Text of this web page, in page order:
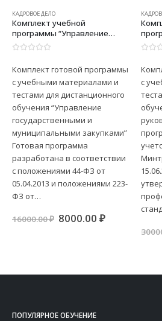
₽.
КАДРОВОЕ ДЕЛО
Комплект учебной
программы “Управление
государственными и
муниципальными закупками”
Комплект готовой программы
с учебными материалами и
тестами для дистанционного
обучения “Управление
государственными и
муниципальными закупками”
Готовая программа
разработана в соответствии
с положениями 44-ФЗ от
05.04.2013 и положениями 223-
ФЗ от…
16000.00₽ Первоначальная
8000.00 ₽Текущая
8000.00 ₽.
с
ПОПУЛЯРНОЕ ОБУЧЕНИЕ